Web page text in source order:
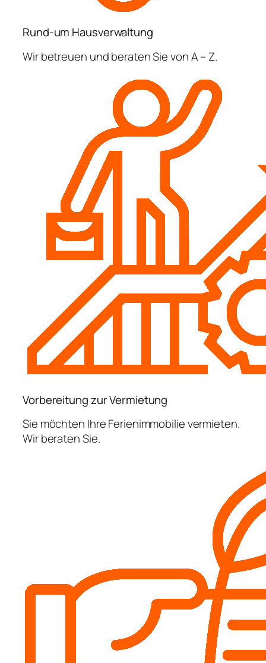
Rund-um Hausverwaltung
Wir betreuen und beraten Sie von A – Z.
Vorbereitung zur Vermietung
Sie möchten Ihre Ferienimmobilie vermieten.
Wir beraten Sie.